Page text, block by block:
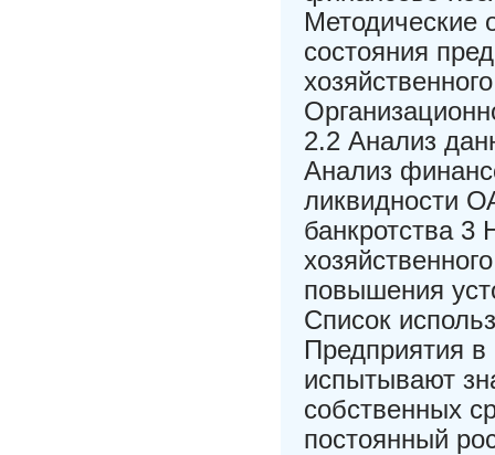
Методические
состояния
2.2 Анализ
Анализ
ликвидности
банкротства
повышения
Список
Предприятия
испытывают
собственных
постоянный